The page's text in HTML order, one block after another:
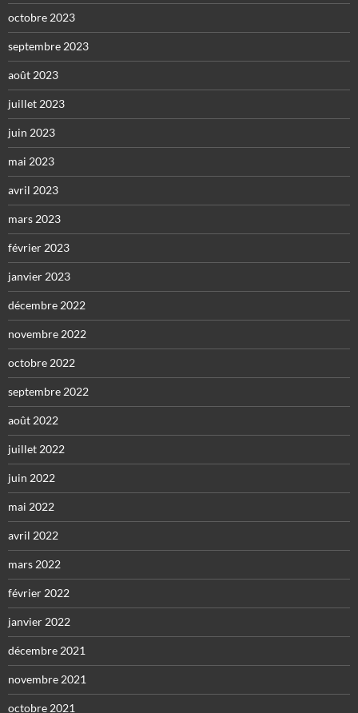
octobre 2023
septembre 2023
août 2023
juillet 2023
juin 2023
mai 2023
avril 2023
mars 2023
février 2023
janvier 2023
décembre 2022
novembre 2022
octobre 2022
septembre 2022
août 2022
juillet 2022
juin 2022
mai 2022
avril 2022
mars 2022
février 2022
janvier 2022
décembre 2021
novembre 2021
octobre 2021